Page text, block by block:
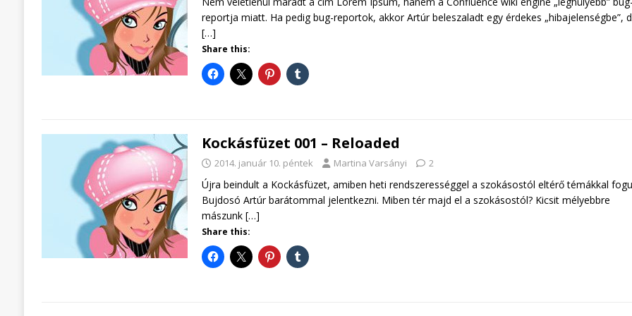
reportja miatt. Ha pedig bug-reportok, akkor Artúr beleszaladt egy érdekes „hibajelenségbe”,
[…]
Share this:
Kockásfüzet 001 – Reloaded
2014. január 10. péntek Martina Varsányi 2
Újra beindult a Kockásfüzet, amiben heti rendszerességgel a szokásostól eltérő témákkal
Bujdosó Artúr barátommal jelentkezni. Miben tér majd el a szokásostól? Kicsit mélyebbre
mászunk […]
Share this: